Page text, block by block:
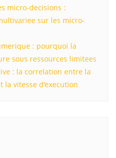
micro-decisions :
sur les micro-
: pourquoi la
sous ressources limitees
: la correlation entre la
vitesse d'execution